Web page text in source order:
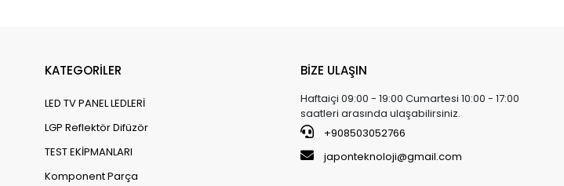
KATEGORİLER
LED TV PANEL LEDLERİ
LGP Reflektör Difüzör
TEST EKİPMANLARI
Komponent Parça
BİZE ULAŞIN
Haftaiçi 09:00 - 19:00 Cumartesi 10:00 - 17:00
saatleri arasında ulaşabilirsiniz.
+908503052766
japonteknoloji@gmail.com